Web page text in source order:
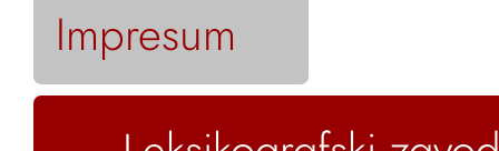
Impresum